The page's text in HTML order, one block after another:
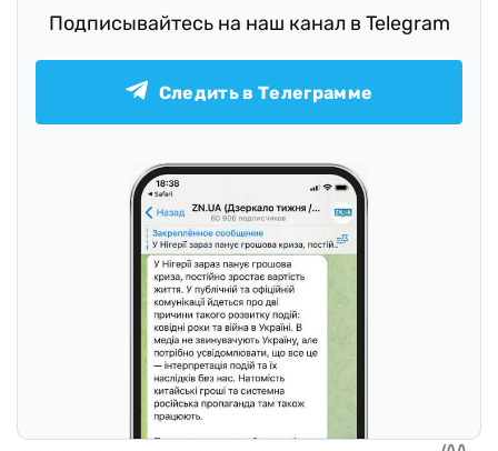
Подписывайтесь на наш канал в Telegram
Следить в Телеграмме